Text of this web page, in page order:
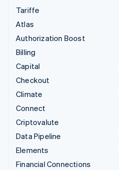
Tariffe
Atlas
Authorization Boost
Billing
Capital
Checkout
Climate
Connect
Criptovalute
Data Pipeline
Elements
Financial Connections